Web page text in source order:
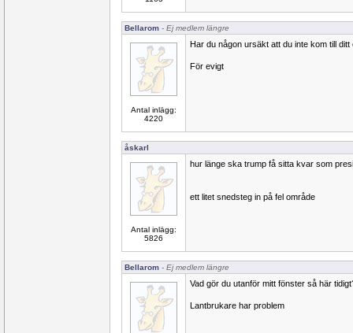
Bellarom - Ej medlem längre
Antal inlägg:
4220
Har du någon ursäkt att du inte kom till ditt
För evigt
åskarl
Antal inlägg:
5826
hur länge ska trump få sitta kvar som
ett litet snedsteg in på fel område
Bellarom - Ej medlem längre
Vad gör du utanför mitt fönster så här
Lantbrukare har problem